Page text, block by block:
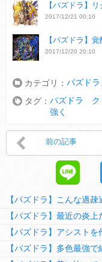
【パズドラ】
2017/12/21 00:10
【パズドラ】
2017/12/20 20:10
カテゴリ： パズドラ
タグ： パズドラ
強く
前の記事
【パズドラ】こんな過